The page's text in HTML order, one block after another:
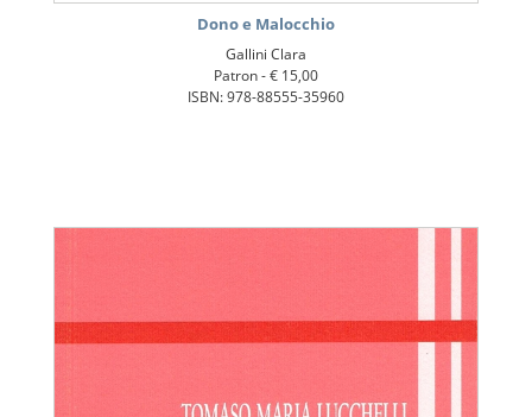
Dono e Malocchio
Gallini Clara
Patron -€ 15,00
ISBN: 978-88555-35960